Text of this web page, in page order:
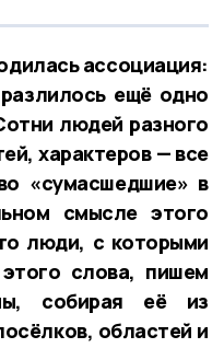
ассоциация:
ещё одно
людей разного
характеров — все
«сумасшедшие» в
смысле этого
люди, с которыми
слова, пишем
собирая её из
областей и